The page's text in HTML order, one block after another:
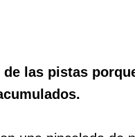
las pistas